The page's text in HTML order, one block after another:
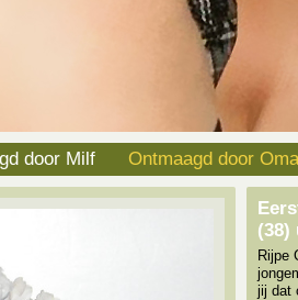
door Milf Ontmaagd door Oma
(38)
Rijpe
jij dat